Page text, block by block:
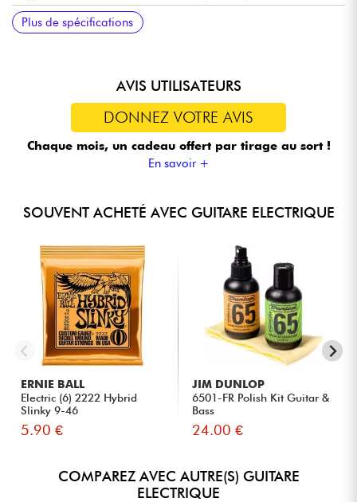
Micro double-bobinage Squier aimants céramique
Volume
Tone
Chevalet fixe Squier 6-Saddle Top-Load Hardtail with Block
Saddles
Mécaniques Squier bain d'huile
Verni manche uréthane satin
Verni corps polyester brillant
Tirants de cordes recommandés (en accord standard) 9.42,
9.46
Plus de spécifications
AVIS UTILISATEURS
DONNEZ VOTRE AVIS
Chaque mois, un cadeau offert par tirage au sort !
En savoir +
SOUVENT ACHETÉ AVEC GUITARE ELECTRIQUE
ERNIE BALL
Electric (6) 2222 Hybrid
Slinky 9-46
5.90 €
JIM DUNLOP
6501-FR Polish Kit Guitar &
Bass
24.00 €
COMPAREZ AVEC AUTRE(S) GUITARE
ELECTRIQUE